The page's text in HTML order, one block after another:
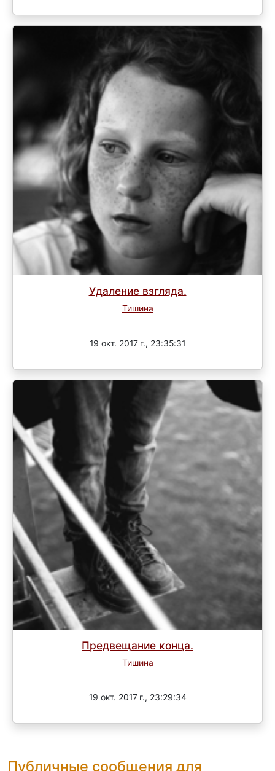
Удаление взгляда.
Тишина
19 окт. 2017 г., 23:35:31
Предвещание конца.
Тишина
19 окт. 2017 г., 23:29:34
Публичные сообщения для